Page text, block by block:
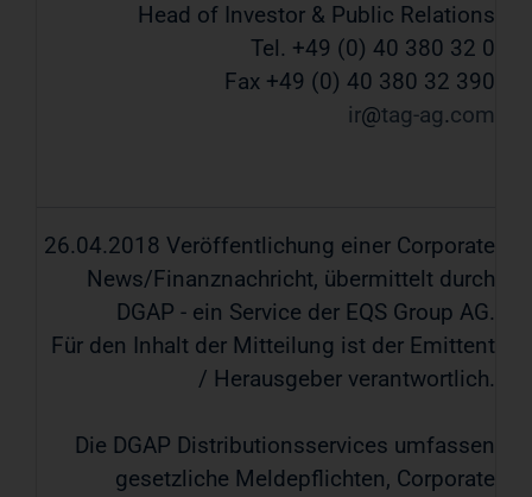
Head of Investor & Public Relations
Tel. +49 (0) 40 380 32 0
Fax +49 (0) 40 380 32 390
ir
tag-ag com
26.04.2018 Veröffentlichung einer Corporate
News/Finanznachricht, übermittelt durch
DGAP - ein Service der EQS Group AG.
Für den Inhalt der Mitteilung ist der Emittent
/ Herausgeber verantwortlich.
Die DGAP Distributionsservices umfassen
gesetzliche Meldepflichten, Corporate